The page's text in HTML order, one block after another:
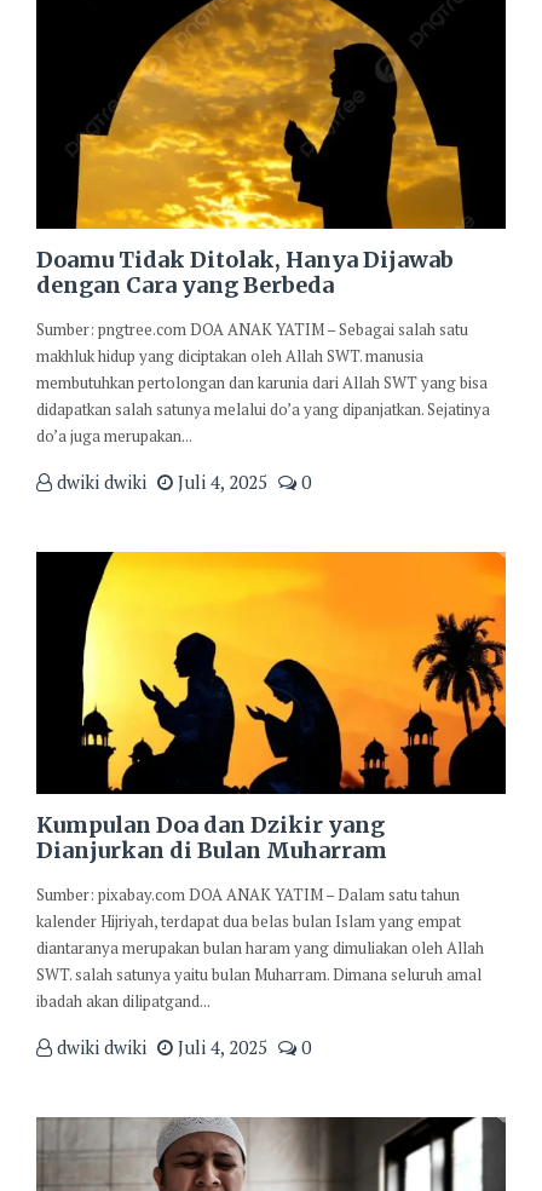
Doamu Tidak Ditolak, Hanya Dijawab
dengan Cara yang Berbeda
Sumber: pngtree.com DOA ANAK YATIM – Sebagai salah satu
makhluk hidup yang diciptakan oleh Allah SWT. manusia
membutuhkan pertolongan dan karunia dari Allah SWT yang bisa
didapatkan salah satunya melalui do’a yang dipanjatkan. Sejatinya
do’a juga merupakan...
dwiki dwiki Juli 4, 2025 0
Kumpulan Doa dan Dzikir yang
Dianjurkan di Bulan Muharram
Sumber: pixabay.com DOA ANAK YATIM – Dalam satu tahun
kalender Hijriyah, terdapat dua belas bulan Islam yang empat
diantaranya merupakan bulan haram yang dimuliakan oleh Allah
SWT. salah satunya yaitu bulan Muharram. Dimana seluruh amal
ibadah akan dilipatgand...
dwiki dwiki Juli 4, 2025 0